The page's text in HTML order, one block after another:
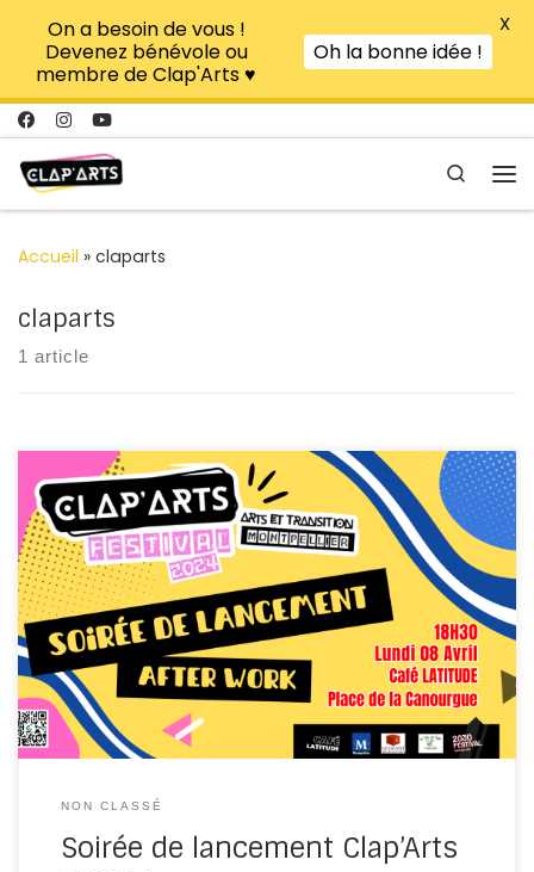
Passer au contenu
Search
Accueil » claparts
claparts
1 article
Rejoignez-nous pour marquer le lancement officiel de
la version 2024 du Clap’Arts Festival le lundi 8 avril 2024 !
Nous avons plein de nouveautés à vous présenter et
quoi de mieux que de le faire autour d’un verre et
quelques gourmandises que nous vous offrons ? C’est
pourquoi, nous organisons […]
NON CLASSÉ
Soirée de lancement Clap’Arts
On a besoin de vous !
Devenez bénévole ou
membre de Clap'Arts ♥
Oh la bonne idée !
X